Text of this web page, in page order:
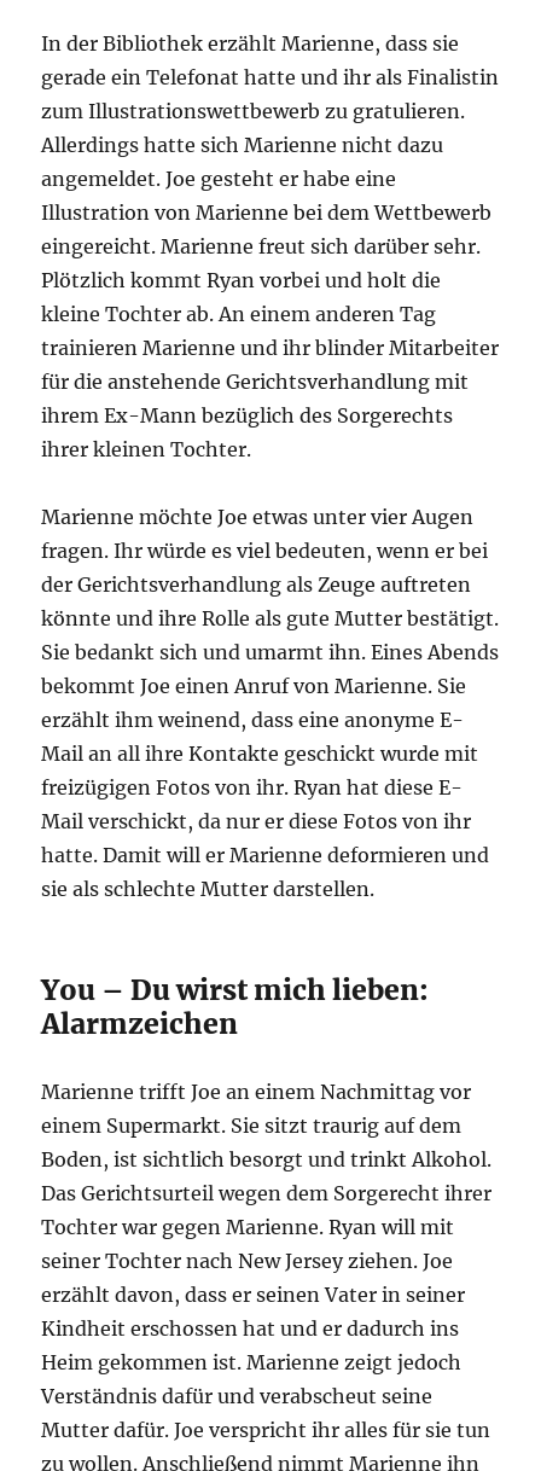
In der Bibliothek erzählt Marienne, dass sie
gerade ein Telefonat hatte und ihr als Finalistin
zum Illustrationswettbewerb zu gratulieren.
Allerdings hatte sich Marienne nicht dazu
angemeldet. Joe gesteht er habe eine
Illustration von Marienne bei dem Wettbewerb
eingereicht. Marienne freut sich darüber sehr.
Plötzlich kommt Ryan vorbei und holt die
kleine Tochter ab. An einem anderen Tag
trainieren Marienne und ihr blinder Mitarbeiter
für die anstehende Gerichtsverhandlung mit
ihrem Ex-Mann bezüglich des Sorgerechts
ihrer kleinen Tochter.
Marienne möchte Joe etwas unter vier Augen
fragen. Ihr würde es viel bedeuten, wenn er bei
der Gerichtsverhandlung als Zeuge auftreten
könnte und ihre Rolle als gute Mutter bestätigt.
Sie bedankt sich und umarmt ihn. Eines Abends
bekommt Joe einen Anruf von Marienne. Sie
erzählt ihm weinend, dass eine anonyme E-
Mail an all ihre Kontakte geschickt wurde mit
freizügigen Fotos von ihr. Ryan hat diese E-
Mail verschickt, da nur er diese Fotos von ihr
hatte. Damit will er Marienne deformieren und
sie als schlechte Mutter darstellen.
You – Du wirst mich lieben:
Alarmzeichen
Marienne trifft Joe an einem Nachmittag vor
einem Supermarkt. Sie sitzt traurig auf dem
Boden, ist sichtlich besorgt und trinkt Alkohol.
Das Gerichtsurteil wegen dem Sorgerecht ihrer
Tochter war gegen Marienne. Ryan will mit
seiner Tochter nach New Jersey ziehen. Joe
erzählt davon, dass er seinen Vater in seiner
Kindheit erschossen hat und er dadurch ins
Heim gekommen ist. Marienne zeigt jedoch
Verständnis dafür und verabscheut seine
Mutter dafür. Joe verspricht ihr alles für sie tun
zu wollen. Anschließend nimmt Marienne ihn